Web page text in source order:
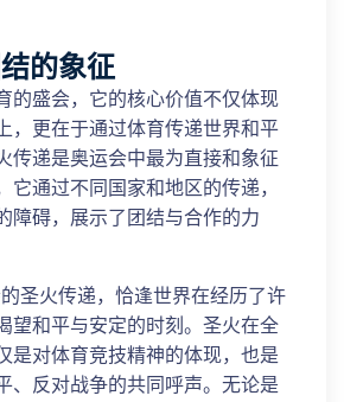
的象征
的盛会，它的核心价值不仅体现
，更在于通过体育传递世界和平
传递是奥运会中最为直接和象征
它通过不同国家和地区的传递，
障碍，展示了团结与合作的力
圣火传递，恰逢世界在经历了许
望和平与安定的时刻。圣火在全
是对体育竞技精神的体现，也是
、反对战争的共同呼声。无论是